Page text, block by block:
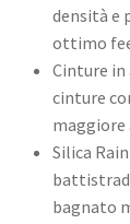
densità e
ottimo
Cinture
cinture
maggiore
Silica
bagnato